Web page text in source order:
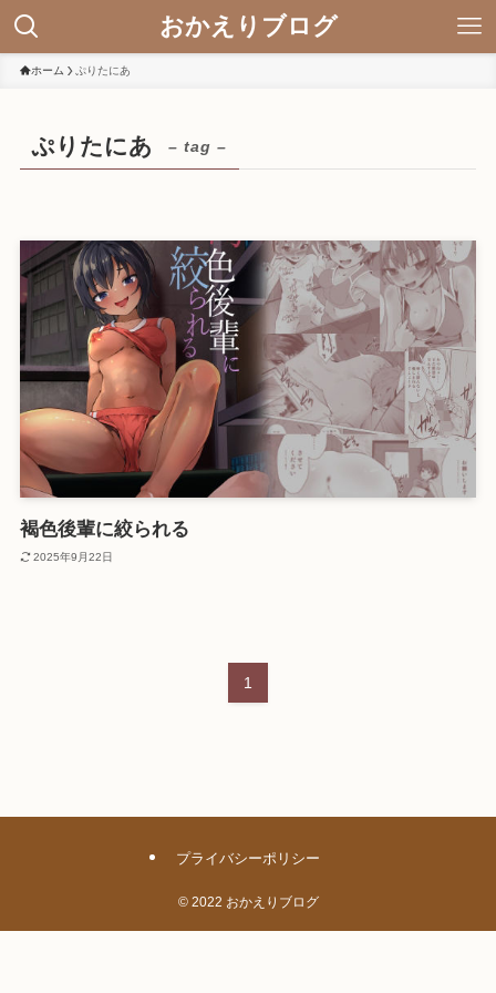
おかえりブログ
ホーム ぷりたにあ
ぷりたにあ – tag –
褐色後輩に絞られる
2025年9月22日
1
プライバシーポリシー
©2022 おかえりブログ